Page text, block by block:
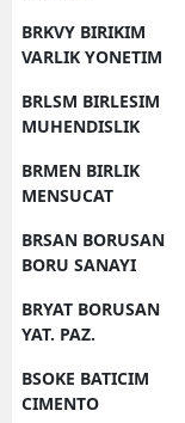
BRKVY BIRIKIM
VARLIK YONETIM
BRLSM BIRLESIM
MUHENDISLIK
BRMEN BIRLIK
MENSUCAT
BRSAN BORUSAN
BORU SANAYI
BRYAT BORUSAN
YAT. PAZ.
BSOKE BATICIM
CIMENTO